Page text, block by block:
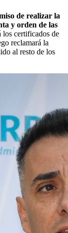
de realizar la
y orden de las
los certificados de
reclamará la
al resto de los